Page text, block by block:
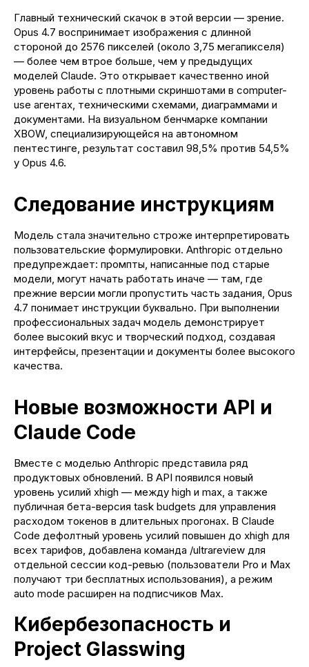
Главный технический скачок в этой версии — зрение.
Opus 4.7 воспринимает изображения с длинной
стороной до 2576 пикселей (около 3,75 мегапикселя)
— более чем втрое больше, чем у предыдущих
моделей Claude. Это открывает качественно иной
уровень работы с плотными скриншотами в computer-
use агентах, техническими схемами, диаграммами и
документами. На визуальном бенчмарке компании
XBOW, специализирующейся на автономном
пентестинге, результат составил 98,5% против 54,5%
у Opus 4.6.
Следование инструкциям
Модель стала значительно строже интерпретировать
пользовательские формулировки. Anthropic отдельно
предупреждает: промпты, написанные под старые
модели, могут начать работать иначе — там, где
прежние версии могли пропустить часть задания, Opus
4.7 понимает инструкции буквально. При выполнении
профессиональных задач модель демонстрирует
более высокий вкус и творческий подход, создавая
интерфейсы, презентации и документы более высокого
качества.
Новые возможности API и
Claude Code
Вместе с моделью Anthropic представила ряд
продуктовых обновлений. В API появился новый
уровень усилий xhigh — между high и max, а также
публичная бета-версия task budgets для управления
расходом токенов в длительных прогонах. В Claude
Code дефолтный уровень усилий повышен до xhigh для
всех тарифов, добавлена команда /ultrareview для
отдельной сессии код-ревью (пользователи Pro и Max
получают три бесплатных использования), а режим
auto mode расширен на подписчиков Max.
Кибербезопасность и
Project Glasswing